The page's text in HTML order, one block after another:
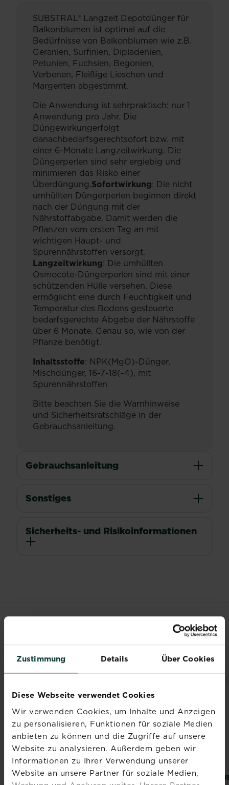
Zustimmung Details Über Cookies
Diese Webseite verwendet Cookies
Wir verwenden Cookies, um Inhalte und Anzeigen
zu personalisieren, Funktionen für soziale Medien
anbieten zu können und die Zugriffe auf unsere
Website zu analysieren. Außerdem geben wir
Informationen zu Ihrer Verwendung unserer
Website an unsere Partner für soziale Medien,
SUBSTRAL® Langzeit Depotdünger für
Balkonblumen ist optimal auf die
Bedürfnisse von Balkonblumen wie z.B.
Geranien, Surfinien, Dipladenien,
Petunien, Fuchsien, Begonien,
Verbenen, Fleißige Lieschen und
Margeriten abgestimmt.
Die Anwendung ist sehrpraktisch: nur 1
Anwendung pro Jahr. Die
Düngewirkungerfolgt
danachbedarfsgerechtsofort bzw. mit
einer 6-Monate Langzeitwirkung. Die
Düngerperlen sind sehr ergiebig und
minimieren das Risko einer
Überdüngung.Sofortwirkung: Die nicht
umhüllten Düngerperlen beginnen direkt
nach der Düngung mit der
Nährstoffabgabe. Damit werden die
Pflanzen vom ersten Tag an mit
wichtigen Haupt- und
Spurennährstoffen versorgt.
Langzeitwirkung: Die umhüllten
Osmocote-Düngerperlen sind mit einer
schützenden Hülle versehen. Diese
ermöglicht eine durch Feuchtigkeit und
Temperatur des Bodens gesteuerte
bedarfsgerechte Abgabe der Nährstoffe
über 6 Monate. Genau so, wie von der
Pflanze benötigt.
Inhaltsstoffe: NPK(MgO)-Dünger,
Mischdünger, 16-7-18(-4), mit
Spurennährstoffen
Bitte beachten Sie die Warnhinweise
und Sicherheitsratschläge in der
Gebrauchsanleitung.
Gebrauchsanleitung
Sonstiges
Sicherheits- und Risikoinformationen
PRODUKTE
Ameisen - Köder Ameisen-Köder